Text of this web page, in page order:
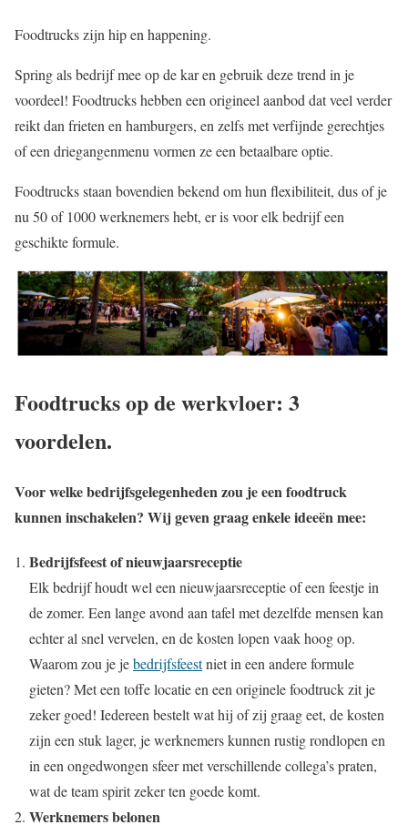
Foodtrucks zijn hip en happening.
Spring als bedrijf mee op de kar en gebruik deze trend in je
voordeel! Foodtrucks hebben een origineel aanbod dat veel verder
reikt dan frieten en hamburgers, en zelfs met verfijnde gerechtjes
of een driegangenmenu vormen ze een betaalbare optie.
Foodtrucks staan bovendien bekend om hun flexibiliteit, dus of je
nu 50 of 1000 werknemers hebt, er is voor elk bedrijf een
geschikte formule.
Foodtrucks op de werkvloer: 3
voordelen.
Voor welke bedrijfsgelegenheden zou je een foodtruck
kunnen inschakelen? Wij geven graag enkele ideeën mee:
Bedrijfsfeest of nieuwjaarsreceptie
Elk bedrijf houdt wel een nieuwjaarsreceptie of een feestje in
de zomer. Een lange avond aan tafel met dezelfde mensen kan
echter al snel vervelen, en de kosten lopen vaak hoog op.
Waarom zou je jebedrijfsfeestniet in een andere formule
gieten? Met een toffe locatie en een originele foodtruck zit je
zeker goed! Iedereen bestelt wat hij of zij graag eet, de kosten
zijn een stuk lager, je werknemers kunnen rustig rondlopen en
in een ongedwongen sfeer met verschillende collega’s praten,
wat de team spirit zeker ten goede komt.
Werknemers belonen